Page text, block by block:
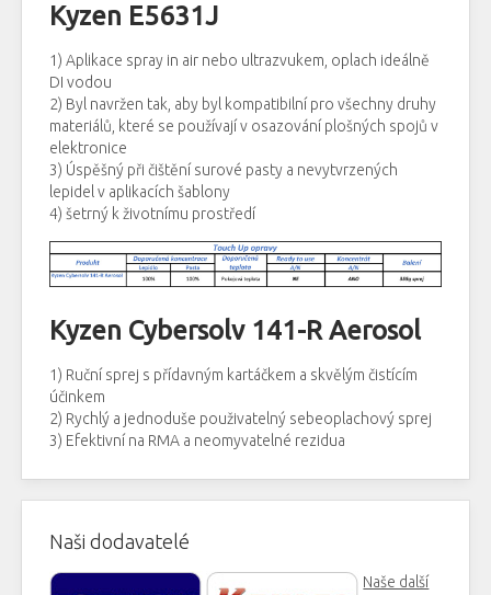
Kyzen E5631J
1) Aplikace spray in air nebo ultrazvukem, oplach ideálně
DI vodou
2) Byl navržen tak, aby byl kompatibilní pro všechny druhy
materiálů, které se používají v osazování plošných spojů v
elektronice
3) Úspěšný při čištění surové pasty a nevytvrzených
lepidel v aplikacích šablony
4) šetrný k životnímu prostředí
Kyzen Cybersolv 141-R Aerosol
1) Ruční sprej s přídavným kartáčkem a skvělým čistícím
účinkem
2) Rychlý a jednoduše použivatelný sebeoplachový sprej
3) Efektivní na RMA a neomyvatelné rezidua
Naši dodavatelé
Naše další